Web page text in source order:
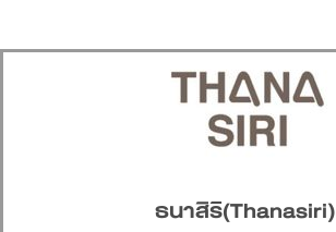
ธนาสิริ(Thanasiri)